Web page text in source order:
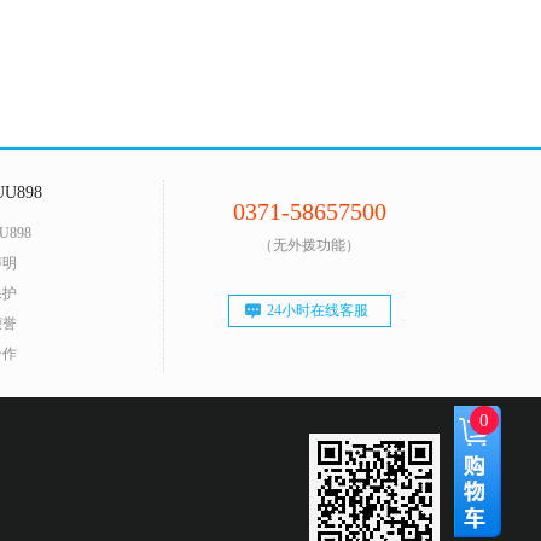
0
0371-58657500
（无外拨功能）
24小时在线客服